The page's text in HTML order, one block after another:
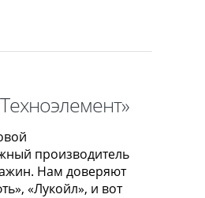
производитель
Нам доверяют
«Лукойл», и вот